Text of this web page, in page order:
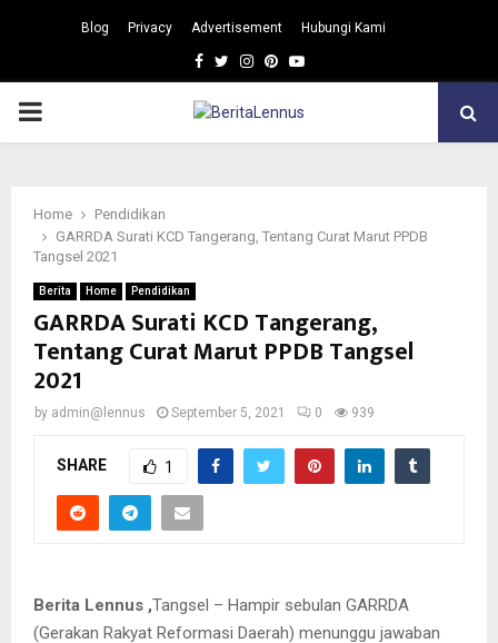
Blog Privacy Advertisement Hubungi Kami
Facebook
TwitterInstagram
Pinterest
Youtube
PRIMARY
Home
Pendidikan
GARRDA Surati KCD Tangerang, Tentang Curat Marut PPDB
Tangsel 2021
Berita Home Pendidikan
GARRDA Surati KCD Tangerang,
Tentang Curat Marut PPDB Tangsel
2021
by admin@lennus September 5, 2021 0 939
SHARE 1
Berita Lennus ,Tangsel – Hampir sebulan GARRDA
(Gerakan Rakyat Reformasi Daerah) menunggu jawaban